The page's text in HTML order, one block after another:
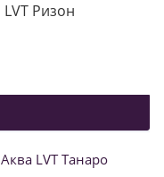
Ризон